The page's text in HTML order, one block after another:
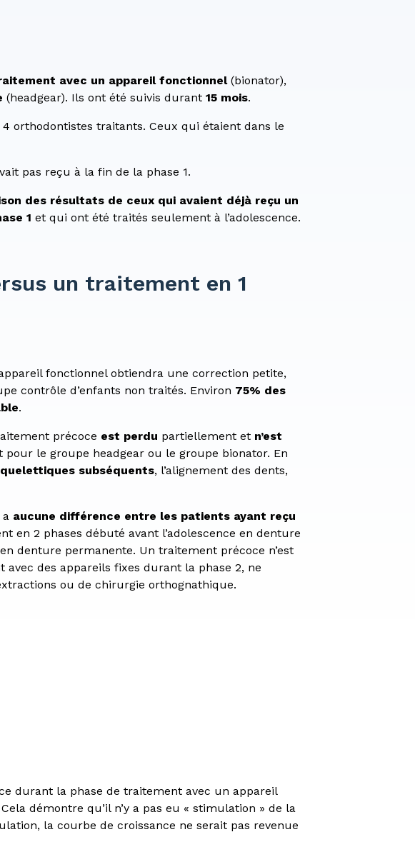
avec un appareil fonctionnel(bionator),
(headgear). Ils ont été suivis durant 15 mois.
4 orthodontistes traitants. Ceux qui étaient dans le
pas reçu à la fin de la phase 1.
des résultats de ceux qui avaient déjà reçu un
1 et qui ont été traités seulement à l’adolescence.
un traitement en 1
fonctionnel obtiendra une correction petite,
contrôle d’enfants non traités. Environ 75% des
.
précoce est perdu partiellement et n’est
le groupe headgear ou le groupe bionator. En
subséquents, l’alignement des dents,
a aucune différence entre les patients ayant reçu
en 2 phases débuté avant l’adolescence en denture
denture permanente. Un traitement précoce n’est
des appareils fixes durant la phase 2, ne
ou de chirurgie orthognathique.
durant la phase de traitement avec un appareil
démontre qu’il n’y a pas eu « stimulation » de la
la courbe de croissance ne serait pas revenue